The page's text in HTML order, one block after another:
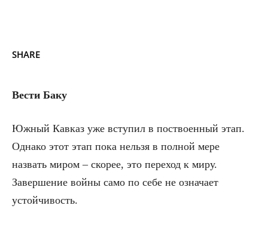
SHARE
Вести Баку
Южный Кавказ уже вступил в поствоенный этап.
Однако этот этап пока нельзя в полной мере
назвать миром – скорее, это переход к миру.
Завершение войны само по себе не означает
устойчивость.